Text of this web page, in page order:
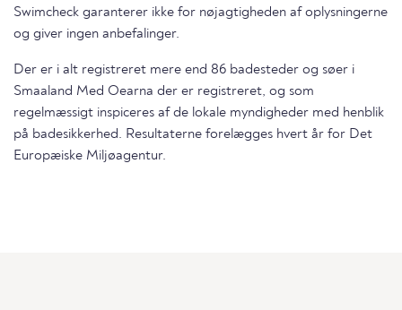
Swimcheck garanterer ikke for nøjagtigheden af oplysningerne
og giver ingen anbefalinger.
Der er i alt registreret mere end 86 badesteder og søer i
Smaaland Med Oearna der er registreret, og som
regelmæssigt inspiceres af de lokale myndigheder med henblik
på badesikkerhed. Resultaterne forelægges hvert år for Det
Europæiske Miljøagentur.